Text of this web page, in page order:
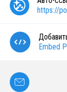
https://
Embed